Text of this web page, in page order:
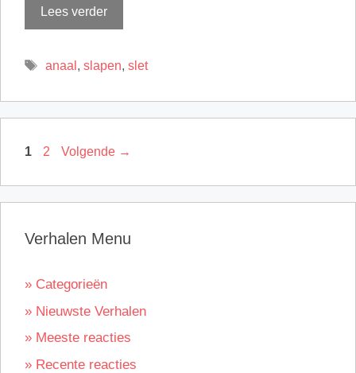
Lees verder
Tags
anaal , slapen, slet
Pagina
1 Pagina
2 Volgende →
Verhalen Menu
» Categorieën
» Nieuwste Verhalen
» Meeste reacties
» Recente reacties